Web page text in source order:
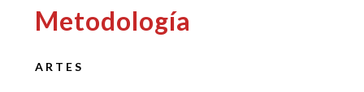
Metodología
ARTES